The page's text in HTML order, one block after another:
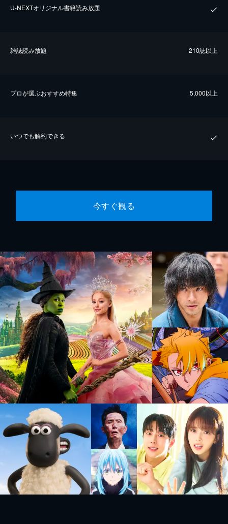
U-NEXTオリジナル書籍読み放題
雑誌読み放題 210誌以上
プロが選ぶおすすめ特集 5,000以上
いつでも解約できる
今すぐ観る